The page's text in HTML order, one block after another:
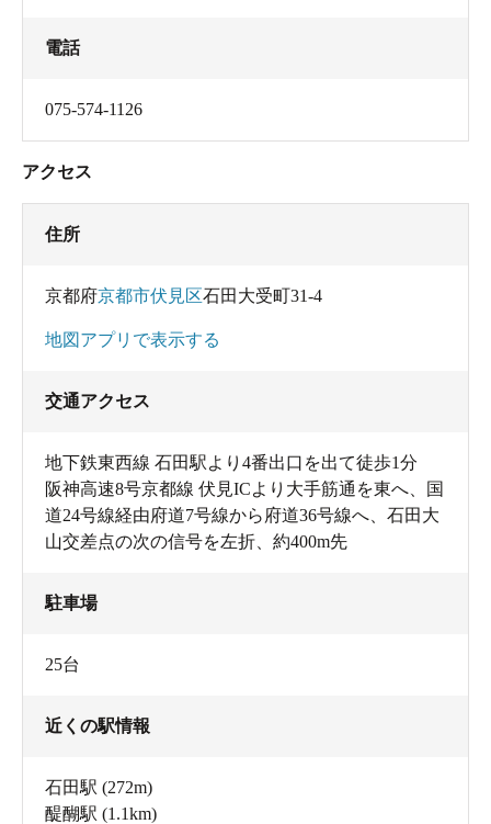
電話
075-574-1126
アクセス
住所
京都府京都市伏見区石田大受町31-4
地図アプリで表示する
交通アクセス
地下鉄東西線 石田駅より4番出口を出て徒歩1分
阪神高速8号京都線 伏見ICより大手筋通を東へ、国
道24号線経由府道7号線から府道36号線へ、石田大
山交差点の次の信号を左折、約400m先
駐車場
25台
近くの駅情報
石田駅 (272m)
醍醐駅 (1.1km)